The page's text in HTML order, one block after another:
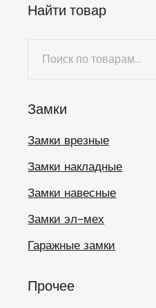
Найти товар
Замки
Замки врезные
Замки накладные
Замки навесные
Замки эл-мех
Гаражные замки
Прочее